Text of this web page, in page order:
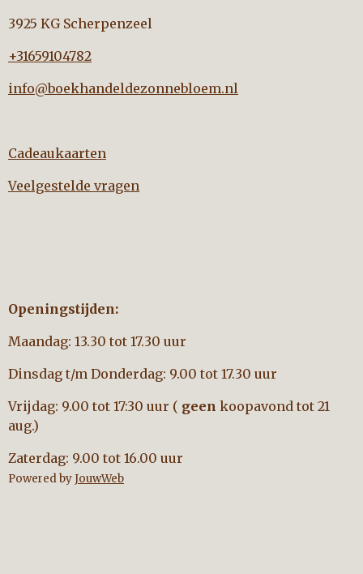
3925 KG Scherpenzeel
+31659104782
info@boekhandeldezonnebloem.nl
Cadeaukaarten
Veelgestelde vragen
Openingstijden:
Maandag: 13.30 tot 17.30 uur
Dinsdag t/m Donderdag: 9.00 tot 17.30 uur
Vrijdag: 9.00 tot 17:30 uur ( geen koopavond tot 21
aug.)
Zaterdag: 9.00 tot 16.00 uur
Powered byJouwWeb